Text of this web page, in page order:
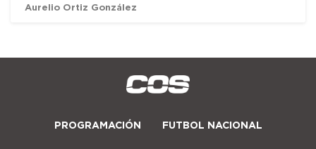
Aurelio Ortiz González
PROGRAMACIÓN FUTBOL NACIONAL